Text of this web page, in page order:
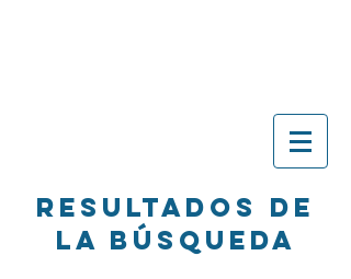
Resultados de
la búsqueda